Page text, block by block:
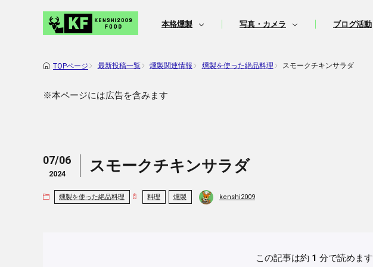
本格燻製 写真・カメラ ブログ活動
TOPページ 最新投稿一覧 燻製関連情報 燻製を使った絶品料理 スモークチキンサラダ
※本ページには広告を含みます
07/06
2024 スモークチキンサラダ
燻製を使った絶品料理 料理 燻製 kenshi2009
この記事は約 1 分で読めます